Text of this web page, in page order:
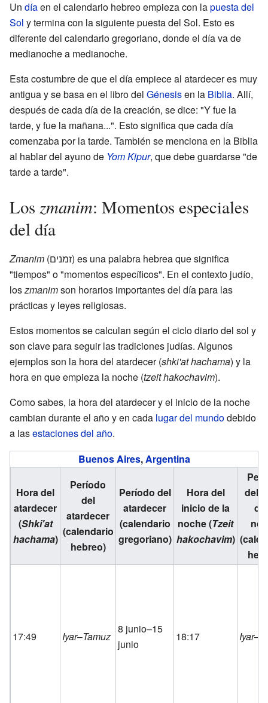
Un díaen el calendario hebreo empieza con lapuesta del
Sol y termina con la siguiente puesta del Sol. Esto es
diferente del calendario gregoriano, donde el día va de
medianoche a medianoche.
Esta costumbre de que el día empiece al atardecer es muy
antigua y se basa en el libro del Génesisen la Biblia. Allí,
después de cada día de la creación, se dice: "Y fue la
tarde, y fue la mañana...". Esto significa que cada día
comenzaba por la tarde. También se menciona en la Biblia
al hablar del ayuno de Yom Kipur, que debe guardarse "de
tarde a tarde".
Los zmanim: Momentos especiales
del día
Zmanim (זמנים) es una palabra hebrea que significa
"tiempos" o "momentos específicos". En el contexto judío,
loszmanimson horarios importantes del día para las
prácticas y leyes religiosas.
Estos momentos se calculan según el ciclo diario del sol y
son clave para seguir las tradiciones judías. Algunos
ejemplos son la hora del atardecer (shki'at hachama) y la
hora en que empieza la noche (tzeit hakochavim).
Como sabes, la hora del atardecer y el inicio de la noche
cambian durante el año y en cada lugar del mundodebido
a lasestaciones del año.
Buenos Aires,Argentina
Hora del
atardecer
(Shki'at
hachama)
Período
del
atardecer
(calendario
hebreo)
Período del
atardecer
(calendario
gregoriano)
Hora del
inicio de la
noche (Tzeit
hakochavim)
del
de
17:49 Iyar–Tamuz
8 junio–15
junio
18:17 Iyar–